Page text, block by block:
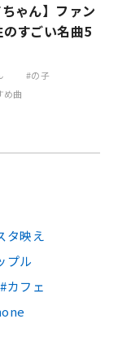
ちゃん】ファン
すごい名曲5
の子
め曲
タ映え
プル
カフェ